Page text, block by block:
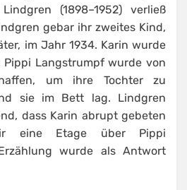
(1898–1952) verließ
gebar ihr zweites Kind,
im Jahr 1934. Karin wurde
Pippi Langstrumpf wurde von
um ihre Tochter zu
sie im Bett lag. Lindgren
dass Karin abrupt gebeten
eine Etage über Pippi
wurde als Antwort